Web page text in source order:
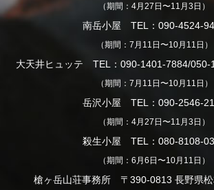
（期間：4月27日〜11月3日）
南岳小屋 TEL：090-4524-
（期間：7月11日〜10月11日）
大天井ヒュッテ TEL：090-1401-7884/050-
（期間：7月11日〜10月11日）
岳沢小屋 TEL：090-2546-
（期間：4月27日〜11月3日）
殺生小屋 TEL：080-8108-
（期間：6月6日〜10月11日）
槍ヶ岳山荘事務所 〒390-0813 長野県